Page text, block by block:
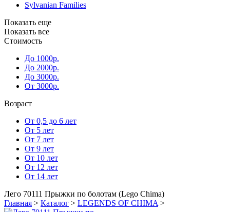
Sylvanian Families
Показать еще
Показать все
Стоимость
До 1000р.
До 2000р.
До 3000р.
От 3000р.
Возраст
От 0,5 до 6 лет
От 5 лет
От 7 лет
От 9 лет
От 10 лет
От 12 лет
От 14 лет
Лего 70111 Прыжки по болотам (Lego Chima)
Главная > Каталог > LEGENDS OF CHIMA >